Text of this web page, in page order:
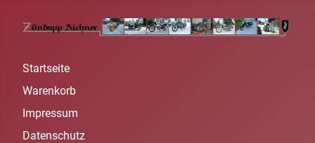
Startseite
Warenkorb
Impressum
Datenschutz